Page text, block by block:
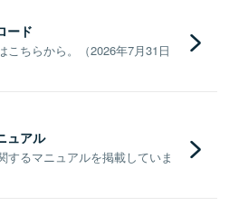
ード
こちらから。（2026年7月31日
ュアル
するマニュアルを掲載していま